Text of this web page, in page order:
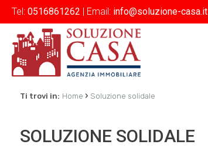
Tel: 0516861262 | Email: info@soluzione-casa.it
Ti trovi in: Home › Soluzione solidale
SOLUZIONE SOLIDALE